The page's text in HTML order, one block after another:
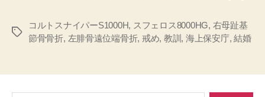
ル
生
07
タ
コルトスナイパーS1000H, スフェロス8000HG, 右母趾基
節骨骨折, 左腓骨遠位端骨折, 戒め, 教訓 , 海上保安庁,結婚